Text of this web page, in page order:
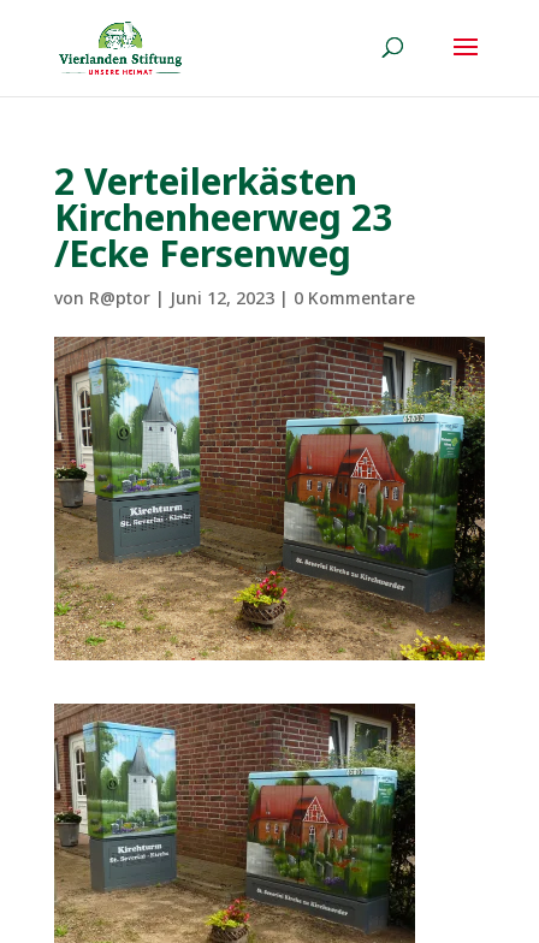
2 Verteilerkästen
Kirchenheerweg 23
/Ecke Fersenweg
von R@ptor| Juni 12, 2023| 0 Kommentare